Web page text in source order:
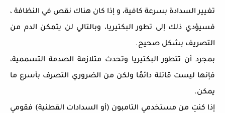
تغيير السدادة بسرعة كافية، و إذا كان هناك نقص في النظافة ،
فسيؤدي ذلك إلى تطور البكتيريا، وبالتالي لن يتمكن الدم من
التصريف بشكل صحيح.
بمجرد أن تتطور البكتيريا وتحدث متلازمة الصدمة التسممية،
فإنها ليست قاتلة دائمًا ولكن من الضروري التصرف بأسرع ما
يمكن.
إذا كنتِ من مستخدمي التامبون (أو السدادات القطنية) فقومي